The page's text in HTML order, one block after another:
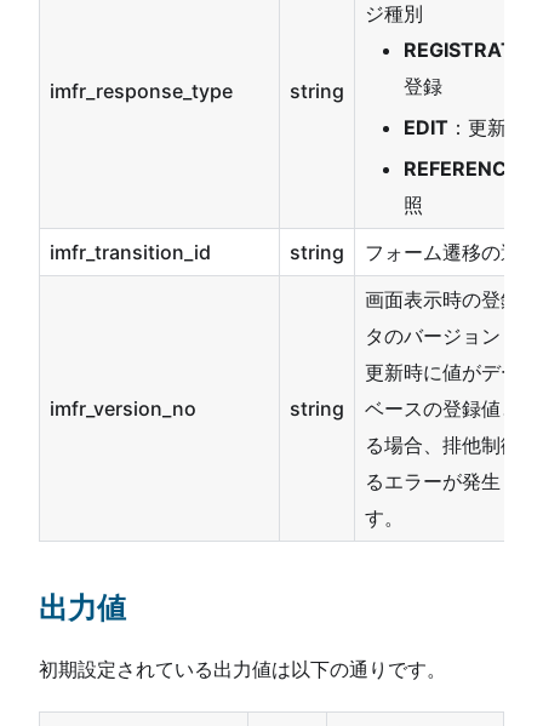
imfr_response_type string
ジ種別
登録
EDIT ：更新
REFERENCE
照
imfr_transition_id
string フォーム遷移の遷
imfr_version_no string
画面表示時の登録
タのバージョン
更新時に値がデータ
ベースの登録値と
る場合、排他制御
るエラーが発生しま
す。
出力値
初期設定されている出力値は以下の通りです。